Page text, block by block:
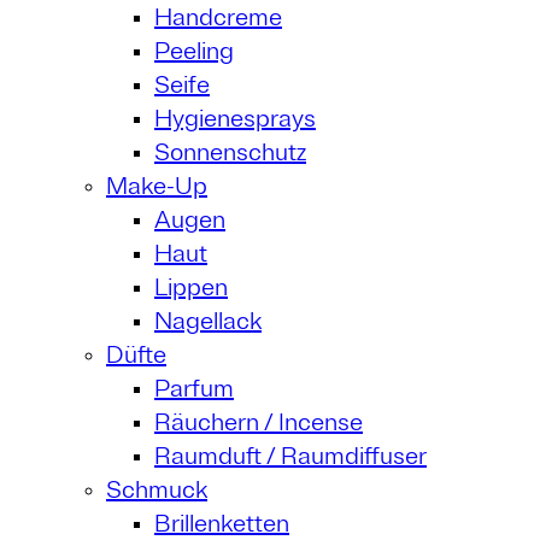
Handcreme
Peeling
Seife
Hygienesprays
Sonnenschutz
Make-Up
Augen
Haut
Lippen
Nagellack
Düfte
Parfum
Räuchern / Incense
Raumduft / Raumdiffuser
Schmuck
Brillenketten